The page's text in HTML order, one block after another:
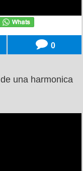
0
una harmonica